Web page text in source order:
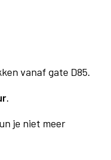
vanaf gate D85.
.
je niet meer